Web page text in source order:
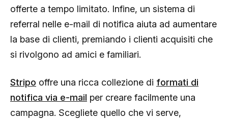
offerte a tempo limitato. Infine, un sistema di
referral nelle e-mail di notifica aiuta ad aumentare
la base di clienti, premiando i clienti acquisiti che
si rivolgono ad amici e familiari.
Stripo offre una ricca collezione di formati di
notifica via e-mail per creare facilmente una
campagna. Scegliete quello che vi serve,